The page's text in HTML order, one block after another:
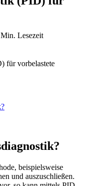
Lesezeit
beispielsweise
und auszuschließen.